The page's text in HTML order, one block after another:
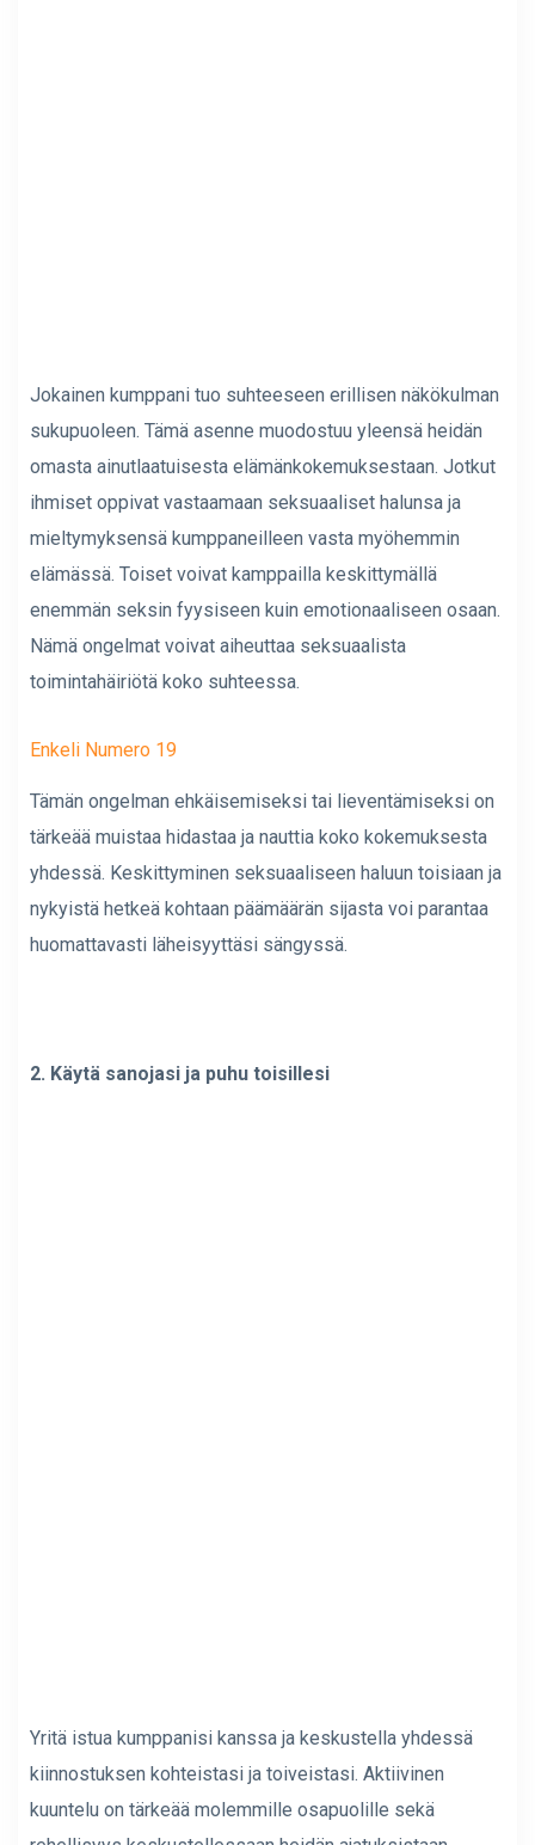
Jokainen kumppani tuo suhteeseen erillisen näkökulman
sukupuoleen. Tämä asenne muodostuu yleensä heidän
omasta ainutlaatuisesta elämänkokemuksestaan. Jotkut
ihmiset oppivat vastaamaan seksuaaliset halunsa ja
mieltymyksensä kumppaneilleen vasta myöhemmin
elämässä. Toiset voivat kamppailla keskittymällä
enemmän seksin fyysiseen kuin emotionaaliseen osaan.
Nämä ongelmat voivat aiheuttaa seksuaalista
toimintahäiriötä koko suhteessa.
Enkeli Numero 19
Tämän ongelman ehkäisemiseksi tai lieventämiseksi on
tärkeää muistaa hidastaa ja nauttia koko kokemuksesta
yhdessä. Keskittyminen seksuaaliseen haluun toisiaan ja
nykyistä hetkeä kohtaan päämäärän sijasta voi parantaa
huomattavasti läheisyyttäsi sängyssä.
2. Käytä sanojasi ja puhu toisillesi
Yritä istua kumppanisi kanssa ja keskustella yhdessä
kiinnostuksen kohteistasi ja toiveistasi. Aktiivinen
kuuntelu on tärkeää molemmille osapuolille sekä